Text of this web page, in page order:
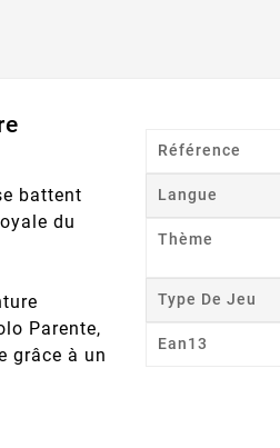
battent
du
Parente,
grâce à un
Référence
Langue
Thème
Type De Jeu
Ean13